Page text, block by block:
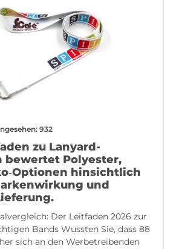
932
zu Lanyard-
bewertet Polyester,
hinsichtlich
und
Der Leitfaden 2026 zur
Bands Wussten Sie, dass 88
sich an den Werbetreibenden